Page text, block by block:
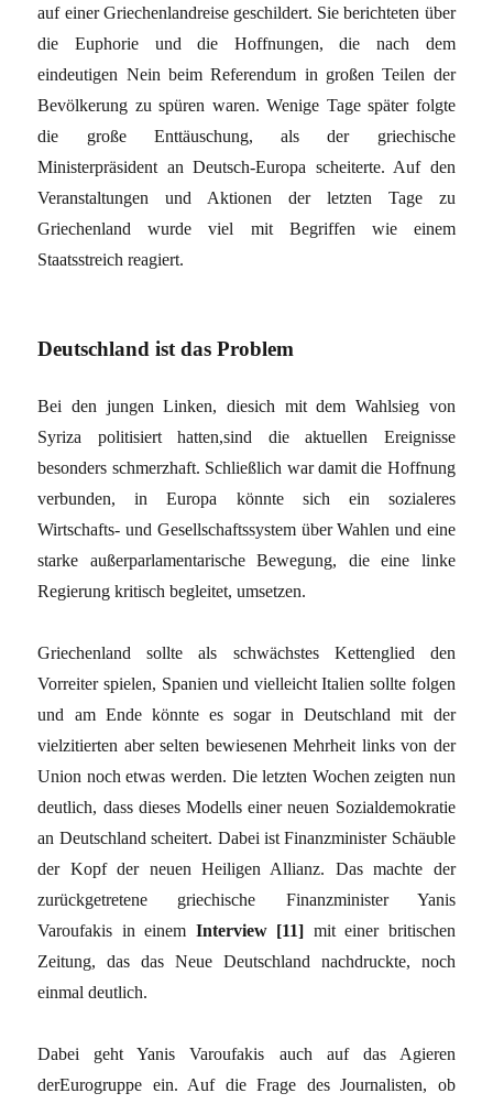
auf einer Griechenlandreise geschildert. Sie berichteten über
die Euphorie und die Hoffnungen, die nach dem
eindeutigen Nein beim Referendum in großen Teilen der
Bevölkerung zu spüren waren. Wenige Tage später folgte
die große Enttäuschung, als der griechische
Ministerpräsident an Deutsch-Europa scheiterte. Auf den
Veranstaltungen und Aktionen der letzten Tage zu
Griechenland wurde viel mit Begriffen wie einem
Staatsstreich reagiert.
Deutschland ist das Problem
Bei den jungen Linken, diesich mit dem Wahlsieg von
Syriza politisiert hatten,sind die aktuellen Ereignisse
besonders schmerzhaft. Schließlich war damit die Hoffnung
verbunden, in Europa könnte sich ein sozialeres
Wirtschafts- und Gesellschaftssystem über Wahlen und eine
starke außerparlamentarische Bewegung, die eine linke
Regierung kritisch begleitet, umsetzen.
Griechenland sollte als schwächstes Kettenglied den
Vorreiter spielen, Spanien und vielleicht Italien sollte folgen
und am Ende könnte es sogar in Deutschland mit der
vielzitierten aber selten bewiesenen Mehrheit links von der
Union noch etwas werden. Die letzten Wochen zeigten nun
deutlich, dass dieses Modells einer neuen Sozialdemokratie
an Deutschland scheitert. Dabei ist Finanzminister Schäuble
der Kopf der neuen Heiligen Allianz. Das machte der
zurückgetretene griechische Finanzminister Yanis
Varoufakis in einem Interview [11] mit einer britischen
Zeitung, das das Neue Deutschland nachdruckte, noch
einmal deutlich.
Dabei geht Yanis Varoufakis auch auf das Agieren
derEurogruppe ein. Auf die Frage des Journalisten, ob